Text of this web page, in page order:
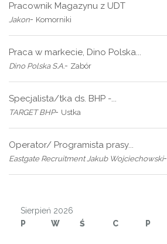
Pracownik Magazynu z UDT
Jakon- Komorniki
Praca w markecie, Dino Polska...
Dino Polska S.A.- Zabór
Specjalista/tka ds. BHP -...
TARGET BHP- Ustka
Operator/ Programista prasy...
Eastgate Recruitment Jakub Wojciechowski-
Sierpień 2026
P
W Ś C P